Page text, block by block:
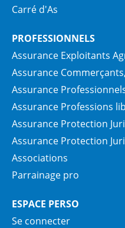
Carré d'As
PROFESSIONNELS
Assurance Exploitants
Assurance
Assurance
Assurance Professions
Assurance Protection
Assurance Protection
Associations
Parrainage pro
ESPACE PERSO
Se connecter